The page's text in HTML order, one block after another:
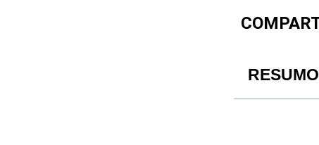
RESUMO